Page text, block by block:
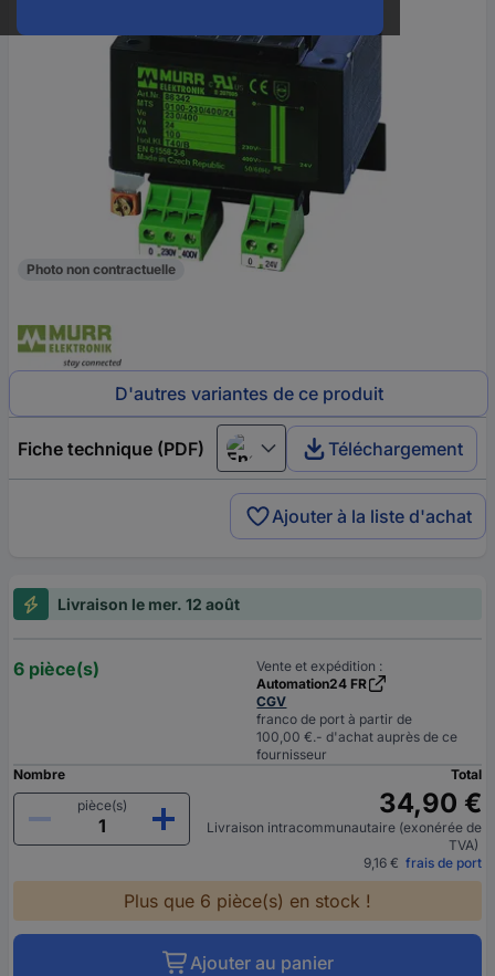
Photo non contractuelle
D'autres variantes de ce produit
Fiche technique (PDF) English Téléchargement
Ajouter à la liste d'achat
Livraison le mer. 12 août
6 pièce(s)
Vente et expédition :
Automation24 FR
CGV
franco de port à partir de
100,00 €.- d'achat auprès de ce
fournisseur
Nombre
pièce(s)
Total
34,90 €
Livraison intracommunautaire (exonérée de
TVA)
9,16 € frais de port
Plus que 6 pièce(s) en stock !
Ajouter au panier